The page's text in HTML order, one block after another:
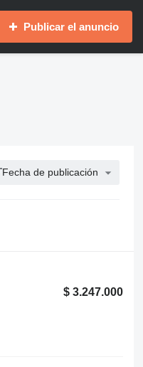
Publicar el anuncio
Fecha de publicación
$ 3.247.000